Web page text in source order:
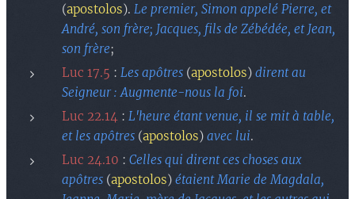
(apostolos). Le premier, Simon appelé Pierre, et
André, son frère; Jacques, fils de Zébédée, et Jean,
son frère;
Luc 17.5 : Les apôtres (apostolos) dirent au
Seigneur : Augmente-nous la foi.
Luc 22.14 : L'heure étant venue, il se mit à table,
et les apôtres (apostolos) avec lui.
Luc 24.10 : Celles qui dirent ces choses aux
apôtres (apostolos) étaient Marie de Magdala,